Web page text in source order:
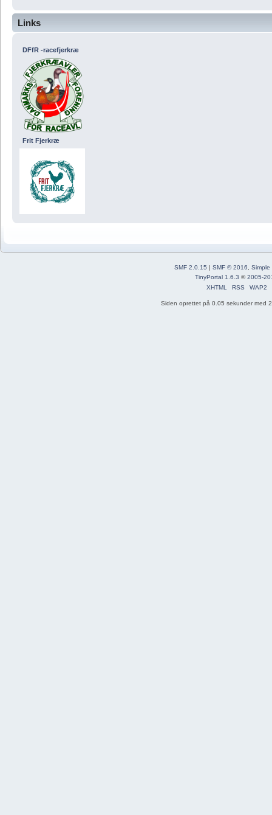
Links
DFfR -racefjerkræ
Frit Fjerkræ
SMF 2.0.15 | SMF © 2016
Simple
TinyPortal 1.6.3 ©2005-
XHTML
RSS WAP2
Siden oprettet på 0.05 sekunder med